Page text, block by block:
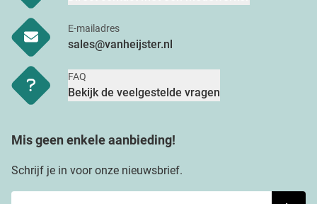
E-mailadres
sales@vanheijster.nl
FAQ
Bekijk de veelgestelde vragen
Mis geen enkele aanbieding!
Schrijf je in voor onze nieuwsbrief.